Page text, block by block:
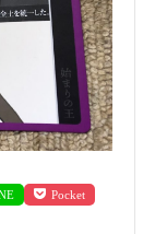
Pocket